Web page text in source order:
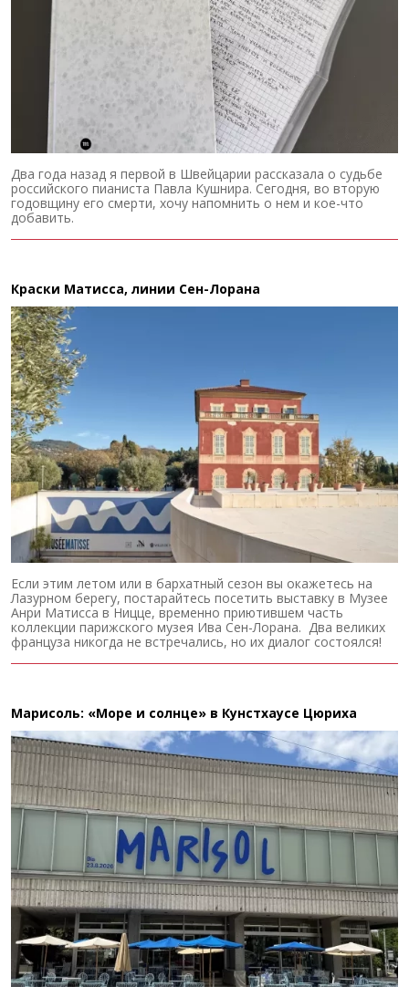
Два года назад я первой в Швейцарии рассказала о судьбе
российского пианиста Павла Кушнира. Сегодня, во вторую
годовщину его смерти, хочу напомнить о нем и кое-что
добавить.
Краски Матисса, линии Сен-Лорана
Если этим летом или в бархатный сезон вы окажетесь на
Лазурном берегу, постарайтесь посетить выставку в Музее
Анри Матисса в Ницце, временно приютившем часть
коллекции парижского музея Ива Сен-Лорана. Два великих
француза никогда не встречались, но их диалог состоялся!
Марисоль: «Море и солнце» в Кунстхаусе Цюриха